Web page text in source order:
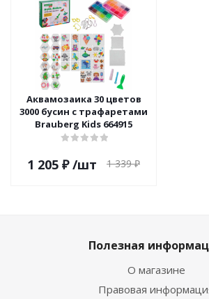
Аквамозаика 30 цветов
3000 бусин с трафаретами
Brauberg Kids 664915
1 205 ₽ /шт 1 339₽
Полезная
О магазине
Правовая